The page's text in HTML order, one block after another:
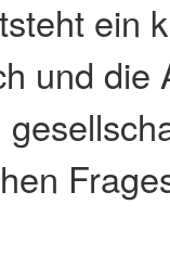
ein
und die